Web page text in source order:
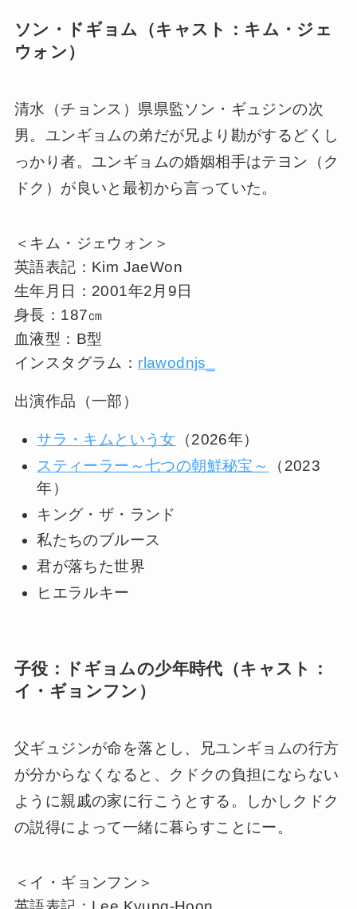
ソン・ドギョム（キャスト：キム・ジェ
ウォン）
清水（チョンス）県県監ソン・ギュジンの次
男。ユンギョムの弟だが兄より勘がするどくし
っかり者。ユンギョムの婚姻相手はテヨン（ク
ドク）が良いと最初から言っていた。
＜キム・ジェウォン＞
英語表記：Kim JaeWon
生年月日：2001年2月9日
身長：187㎝
血液型：B型
インスタグラム： rlawodnjs_
出演作品（一部）
サラ・キムという女 （2026年）
スティーラー～七つの朝鮮秘宝～
（2023
年）
キング・ザ・ランド
私たちのブルース
君が落ちた世界
ヒエラルキー
子役：ドギョムの少年時代（キャスト：
イ・ギョンフン）
父ギュジンが命を落とし、兄ユンギョムの行方
が分からなくなると、クドクの負担にならない
ように親戚の家に行こうとする。しかしクドク
の説得によって一緒に暮らすことにー。
＜イ・ギョンフン＞